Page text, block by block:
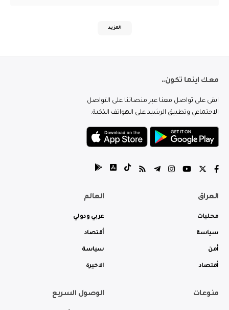
المزيد
معك اينما تكون..
ابقى على تواصل معنا عبر منصاتنا على التواصل
الاجتماعي وتطبيق الرشيد على الهواتف الذكية.
العراق
محليات
سياسة
أمن
أقتصاد
العالم
عربي ودولي
أقتصاد
سياسة
الاخيرة
منوعات الوصول السريع